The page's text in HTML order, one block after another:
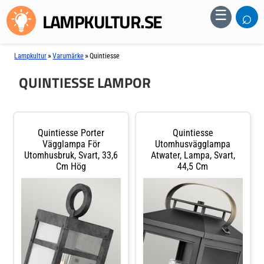
LAMPKULTUR.SE ☰ ⌕
Lampkultur »Varumärke »Quintiesse
QUINTIESSE LAMPOR
Quintiesse Porter
Vägglampa För
Utomhusbruk, Svart, 33,6
Cm Hög
Quintiesse
Utomhusvägglampa
Atwater, Lampa, Svart,
44,5 Cm